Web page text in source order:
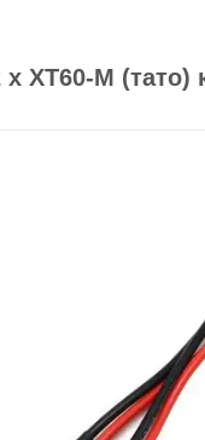
XT60-M (тато)